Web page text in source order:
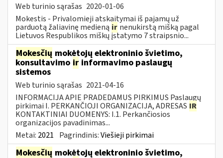
Web turinio sąrašas 2020-01-06
Mokestis - Privalomieji atskaitymai iš pajamų už
parduotą žaliavinę medieną ir nenukirstą mišką pagal
Lietuvos Respublikos miškų įstatymo 7 straipsnio...
Mokesčių mokėtojų elektroninio švietimo,
konsultavimo ir informavimo paslaugų
sistemos
Web turinio sąrašas 2021-04-16
INFORMACIJA APIE PRADEDAMUS PIRKIMUS Paslaugų
pirkimai I. PERKANČIOJI ORGANIZACIJA, ADRESAS IR
KONTAKTINIAI DUOMENYS: I.1. Perkančiosios
organizacijos pavadinimas...
Metai: 2021 Pagrindinis:Viešieji pirkimai
Mokesčių mokėtojų elektroninio švietimo,